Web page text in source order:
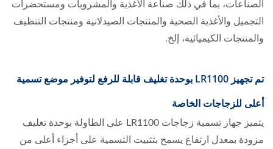
الصناعات، بما في ذلك صناعة الأغذية والمشروبات ومستحضرات
التجميل والأغذية الصحية والمنتجات الصيدلانية ومنتجات التنظيف
والمنتجات الكيميائية، إلخ.
تم تجهيز LR1100 بوحدة تغليف قابلة للرفع لتوفير موضع تسمية
أعلى للزجاجات الخاصة
يتميز جهاز تسمية زجاجات LR1100 على الطاولة بوحدة تغليف
مزودة بمعدل ارتفاع يسمح بتثبيت التسمية على أجزاء أعلى من